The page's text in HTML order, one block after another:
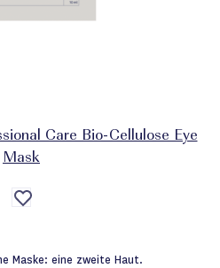
Care Bio-Cellulose Eye
Mask
Auf
die
Maske: eine zweite Haut.